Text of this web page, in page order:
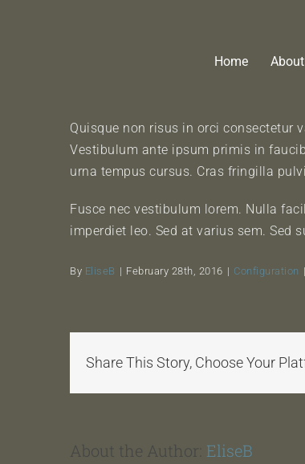
Home
Quisque non risus in orci consectetur
Vestibulum ante ipsum primis in
urna tempus cursus. Cras fringilla
Fusce nec vestibulum lorem. Nulla
imperdiet leo. Sed at varius sem. Sed
By EliseB | February 28th, 2016 | Configuration |
Share This Story, Choose Your
About the Author: EliseB